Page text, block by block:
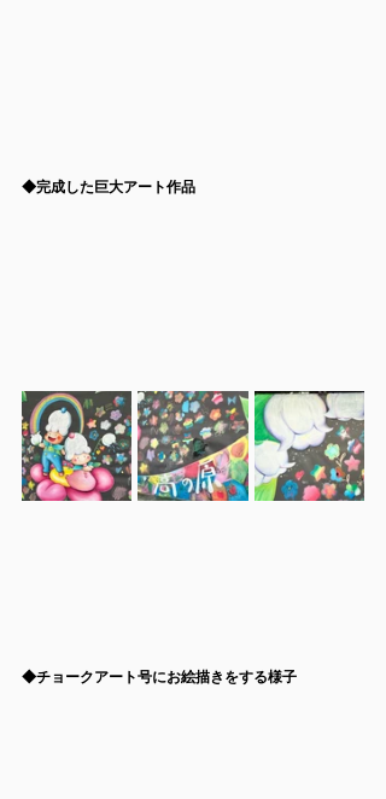
◆完成した巨大アート作品
◆チョークアート号にお絵描きをする様子